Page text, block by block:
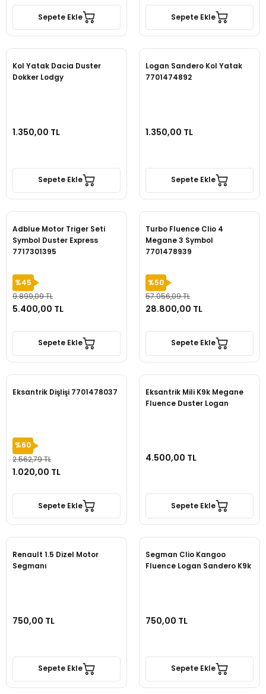
Sepete Ekle Sepete Ekle
Kol Yatak Dacia Duster
Dokker Lodgy
1.350,00 TL
Sepete Ekle
Logan Sandero Kol Yatak
7701474892
1.350,00 TL
Sepete Ekle
Adblue Motor Triger Seti
Symbol Duster Express
7717301395
%45
9.899,09 TL
5.400,00 TL
Sepete Ekle
Turbo Fluence Clio 4
Megane 3 Symbol
7701478939
%50
57.056,09 TL
28.800,00 TL
Sepete Ekle
Eksantrik Dişlişi 7701478037
%60
2.562,79 TL
1.020,00 TL
Sepete Ekle
Eksantrik Mili K9k Megane
Fluence Duster Logan
4.500,00 TL
Sepete Ekle
Renault 1.5 Dizel Motor
Segmanı
750,00 TL
Sepete Ekle
Segman Clio Kangoo
Fluence Logan Sandero K9k
750,00 TL
Sepete Ekle